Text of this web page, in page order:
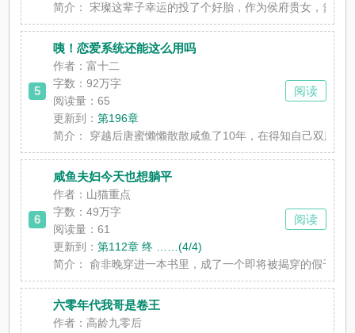
简介：
宋璨这辈子幸运的投了个好胎，作为侯府贵女，爹娘
5
咦！恋爱系统还能这么用吗
作者：富十二
字数：92万字
阅读量：65
更新到：第196章
简介：
穿越后唐蜜懒懒散散咸鱼了10年，在得知自己双胞
阅读
6
咸鱼夫妇今天也想躺平
作者：山猫重点
字数：49万字
阅读量：61
更新到：第112章 终 ……(4/4)
简介：
俞非晚穿进一本书里，成了一个即将被揭穿的假千金
阅读
六零年代我哥是卷王
作者：高龄九零后